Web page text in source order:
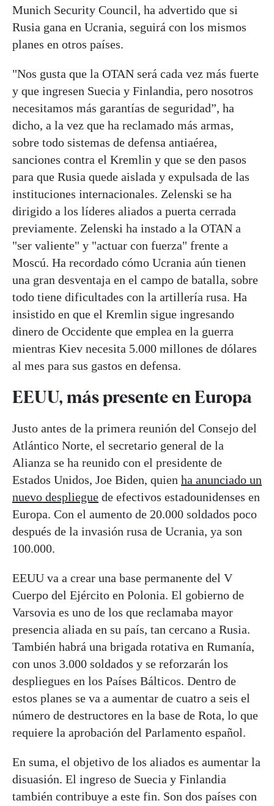
Munich Security Council, ha advertido que si
Rusia gana en Ucrania, seguirá con los mismos
planes en otros países.
"Nos gusta que la OTAN será cada vez más fuerte
y que ingresen Suecia y Finlandia, pero nosotros
necesitamos más garantías de seguridad”, ha
dicho, a la vez que ha reclamado más armas,
sobre todo sistemas de defensa antiaérea,
sanciones contra el Kremlin y que se den pasos
para que Rusia quede aislada y expulsada de las
instituciones internacionales. Zelenski se ha
dirigido a los líderes aliados a puerta cerrada
previamente. Zelenski ha instado a la OTAN a
"ser valiente" y "actuar con fuerza" frente a
Moscú. Ha recordado cómo Ucrania aún tienen
una gran desventaja en el campo de batalla, sobre
todo tiene dificultades con la artillería rusa. Ha
insistido en que el Kremlin sigue ingresando
dinero de Occidente que emplea en la guerra
mientras Kiev necesita 5.000 millones de dólares
al mes para sus gastos en defensa.
EEUU, más presente en Europa
Justo antes de la primera reunión del Consejo del
Atlántico Norte, el secretario general de la
Alianza se ha reunido con el presidente de
Estados Unidos, Joe Biden, quien ha anunciado un
nuevo despliegue de efectivos estadounidenses en
Europa. Con el aumento de 20.000 soldados poco
después de la invasión rusa de Ucrania, ya son
100.000.
EEUU va a crear una base permanente del V
Cuerpo del Ejército en Polonia. El gobierno de
Varsovia es uno de los que reclamaba mayor
presencia aliada en su país, tan cercano a Rusia.
También habrá una brigada rotativa en Rumanía,
con unos 3.000 soldados y se reforzarán los
despliegues en los Países Bálticos. Dentro de
estos planes se va a aumentar de cuatro a seis el
número de destructores en la base de Rota, lo que
requiere la aprobación del Parlamento español.
En suma, el objetivo de los aliados es aumentar la
disuasión. El ingreso de Suecia y Finlandia
también contribuye a este fin. Son dos países con